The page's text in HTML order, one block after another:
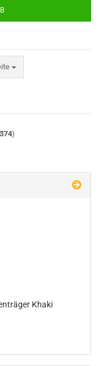
374)
Khaki